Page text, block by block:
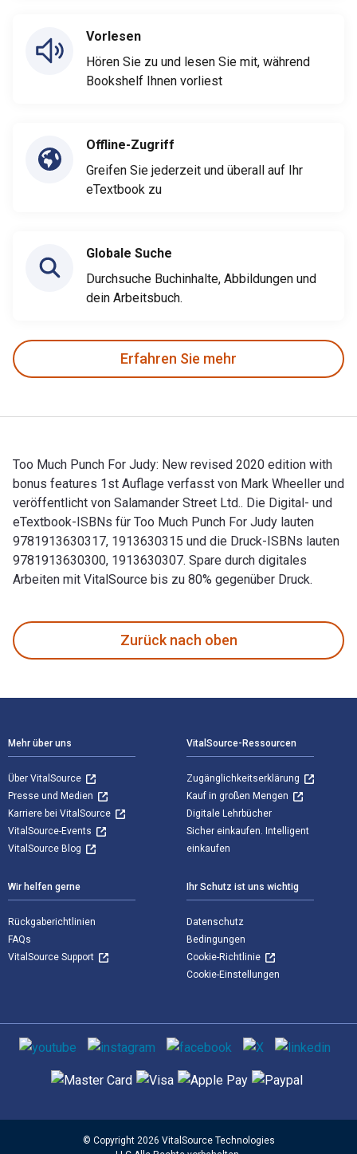
Vorlesen
Hören Sie zu und lesen Sie mit, während
Bookshelf Ihnen vorliest
Offline-Zugriff
Greifen Sie jederzeit und überall auf Ihr
eTextbook zu
Globale Suche
Durchsuche Buchinhalte, Abbildungen und
dein Arbeitsbuch.
Erfahren Sie mehr
Too Much Punch For Judy: New revised 2020 edition with
bonus features 1st Auflage verfasst von Mark Wheeller und
veröffentlicht von Salamander Street Ltd.. Die Digital- und
eTextbook-ISBNs für Too Much Punch For Judy lauten
9781913630317, 1913630315 und die Druck-ISBNs lauten
9781913630300, 1913630307. Spare durch digitales
Arbeiten mit VitalSource bis zu 80% gegenüber Druck.
Zurück nach oben
Mehr über uns
Über VitalSource
Presse und Medien
Karriere bei VitalSource
VitalSource-Events
VitalSource Blog
VitalSource-Ressourcen
Zugänglichkeitserklärung
Kauf in großen Mengen
Digitale Lehrbücher
Sicher einkaufen. Intelligent
einkaufen
Wir helfen gerne
Rückgaberichtlinien
FAQs
VitalSource Support
Ihr Schutz ist uns wichtig
Datenschutz
Bedingungen
Cookie-Richtlinie
Cookie-Einstellungen
Sozialen Medien
Unterstützte Zahlungsmethoden
© Copyright 2026 VitalSource Technologies